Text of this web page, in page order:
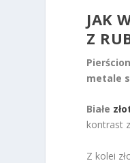
JAK
Z
metale
Białe
kontrast
Z kolei